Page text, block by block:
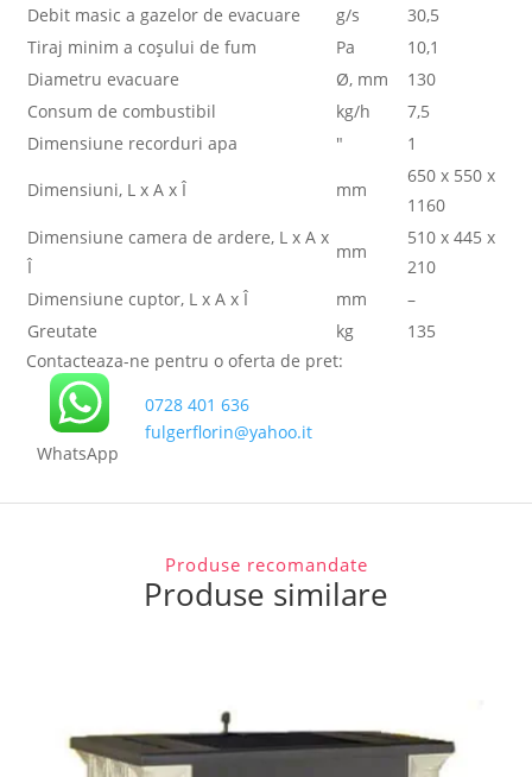
Debit masic a gazelor de evacuare
g/s
30,5
Tiraj minim a coșului de fum
Pa
10,1
Diametru evacuare
Ø, mm
130
Consum de combustibil
kg/h
7,5
Dimensiune recorduri apa
″ 1
Dimensiuni, L x A x Î mm
650 x 550 x
1160
Dimensiune camera de ardere, L x A x
Î
mm
510 x 445 x
210
Dimensiune cuptor, L x A x Î
mm
–
Greutate
kg
135
Contacteaza-ne pentru o oferta de pret:
WhatsApp
0728 401 636
fulgerflorin@yahoo.it
Produse recomandate
Produse similare